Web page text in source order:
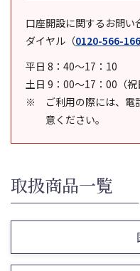
口座開設に関するお問い
ダイヤル （0120-566-166
平日 8：40～17：10
土日 9：00～17：00（祝
ご利用の際には、電
意ください。
取扱商品一覧